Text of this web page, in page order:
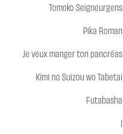
Tomoko Seigneurgens
Pika Roman
Je veux manger ton pancréas
Kimi no Suizou wo Tabetai
Futabasha
1